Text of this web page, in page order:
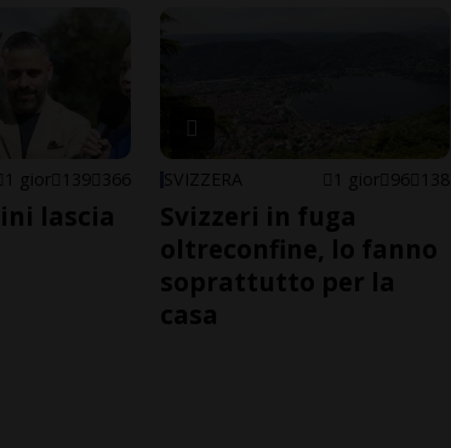
1 gior 139 366
lascia
SVIZZERA 1 gior 96 138
Svizzeri in fuga
oltreconfine, lo fanno
soprattutto per la
casa